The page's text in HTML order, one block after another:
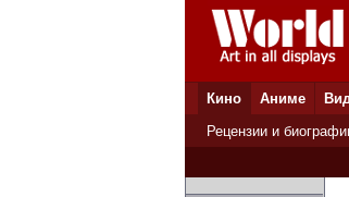
Кино Аниме
Рецензии и